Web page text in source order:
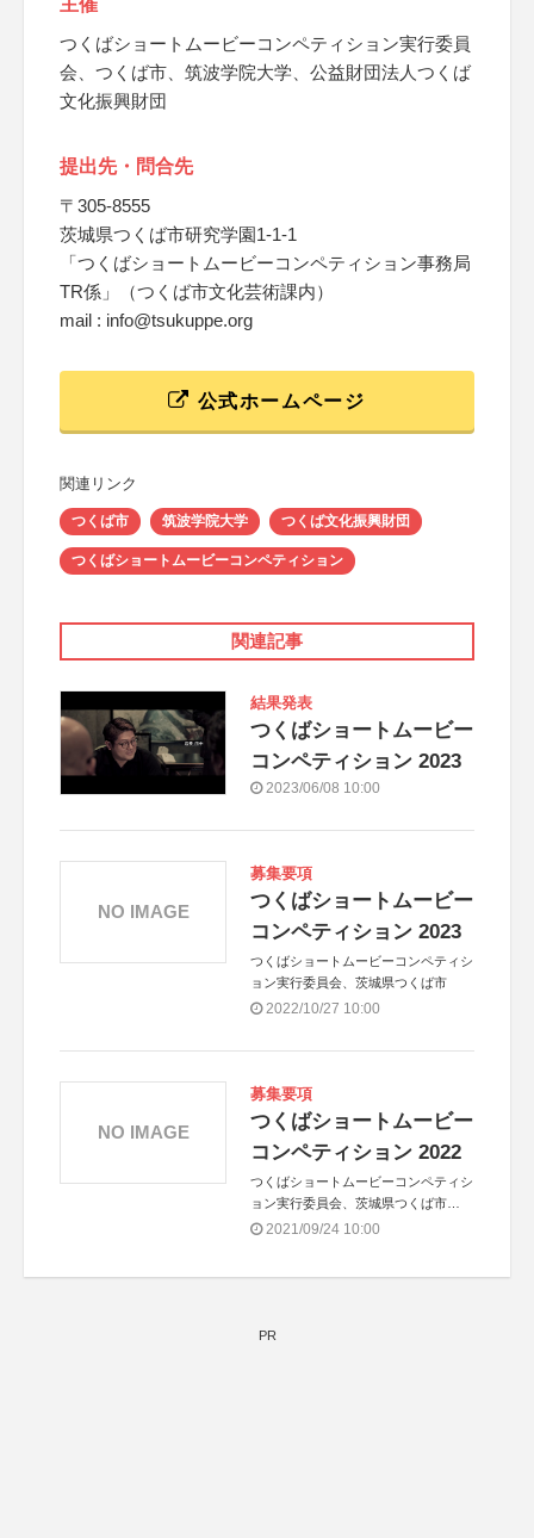
主催
つくばショートムービーコンペティション実行委員
会、つくば市、筑波学院大学、公益財団法人つくば
文化振興財団
提出先・問合先
〒305-8555
茨城県つくば市研究学園1-1-1
「つくばショートムービーコンペティション事務局
TR係」（つくば市文化芸術課内）
mail : info@tsukuppe.org
公式ホームページ
関連リンク
つくば市 筑波学院大学 つくば文化振興財団
つくばショートムービーコンペティション
関連記事
結果発表
つくばショートムービー
コンペティション 2023
2023/06/08 10:00
募集要項
つくばショートムービー
コンペティション 2023
つくばショートムービーコンペティシ
ョン実行委員会、茨城県つくば市
2022/10/27 10:00
NO IMAGE
募集要項
つくばショートムービー
コンペティション 2022
つくばショートムービーコンペティシ
ョン実行委員会、茨城県つくば市
共催：公益財団法人 つくば文化振興
2021/09/24 10:00
NO IMAGE
PR